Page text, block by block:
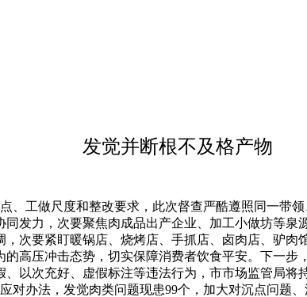
发觉并断根不及格产物
做尺度和整改要求，此次督查严酷遵照同一带
发力，次要聚焦肉成品出产企业、加工小做坊等
次要紧盯暖锅店、烧烤店、手抓店、卤肉店、驴
高压冲击态势，切实保障消费者饮食平安。下一
以次充好、虚假标注等违法行为，市市场监管局
对办法，发觉肉类问题现患99个，加大对沉点问题